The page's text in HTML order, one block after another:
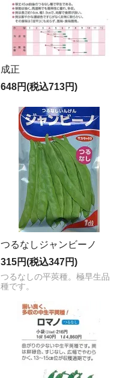
成正
648円(税込713円)
つるなしジャンビーノ
315円(税込347円)
つるなしの平莢種。極早生品
種です。